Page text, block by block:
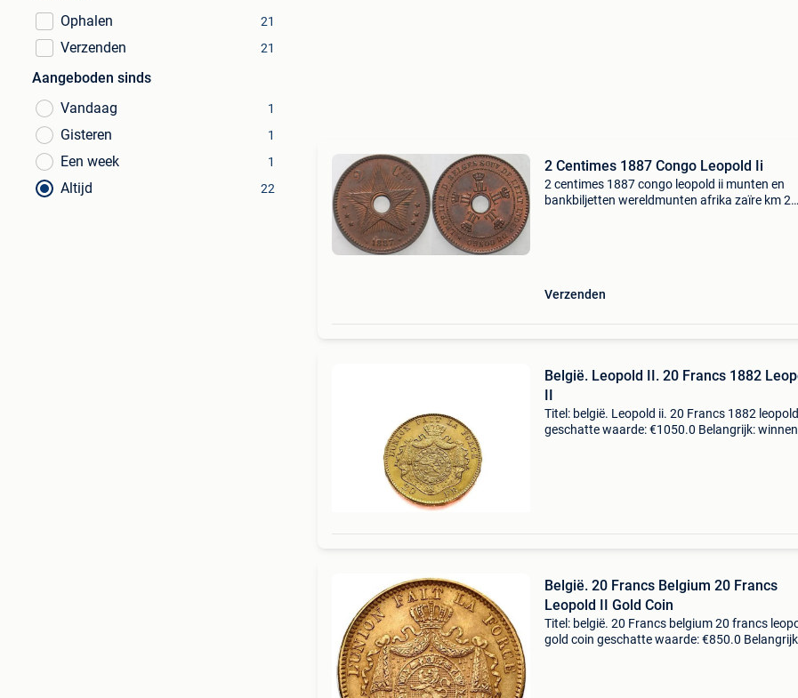
Ophalen
21
Verzenden 21
Aangeboden sinds
Vandaag
1
Gisteren 1
Een week 1
Altijd 22
2 Centimes 1887 Congo Leopold Ii
2 centimes 1887 congo leopold ii munten en
bankbiljetten wereldmunten afrika zaïre km 2
Verzenden
België. Leopold II. 20 Francs 1882
II
Titel: belgië. Leopold ii. 20 Francs 1882
geschatte waarde: €1050.0 Belangrijk:
België. 20 Francs Belgium 20 Francs
Leopold II Gold Coin
Titel: belgië. 20 Francs belgium 20 francs
gold coin geschatte waarde: €850.0